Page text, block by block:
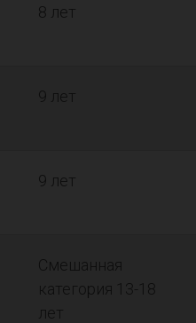
8 лет
9 лет
9 лет
Смешанная
категория 13-18
лет